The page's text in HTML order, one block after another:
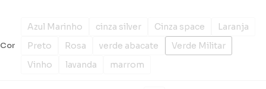
Cor
Azul Marinho cinza silver Cinza space
Laranja
Preto
Rosa verde abacate
Verde Militar
Vinho
lavanda marrom